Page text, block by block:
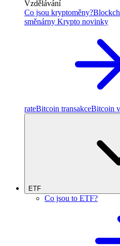
Vzdělávání
Co jsou kryptoměny?
směnárny Krypto novinky
rateBitcoin transakceBitcoin
ETF
Co jsou to ETF?